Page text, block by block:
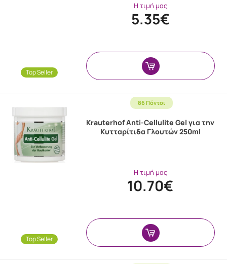
Top Seller
Η τιμή μας
5.35€
86 Πόντοι
Top Seller
Krauterhof Anti-Cellulite Gel για την
Κυτταρίτιδα Γλουτών 250ml
Η τιμή μας
10.70€